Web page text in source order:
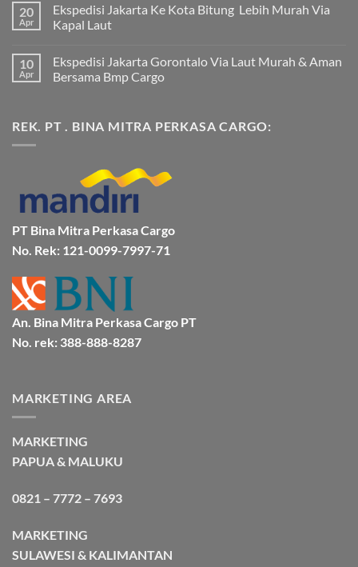
komentar
pada
Ekspedisi
Murah
dan
Terpercaya
Jakarta
ke
20
Apr
Ekspedisi Jakarta Ke Kota Bitung Lebih Murah Via
Kapal Laut
komentar
pada
Ekspedisi
Bitung
Lebih
10
Apr
Ekspedisi Jakarta Gorontalo Via Laut Murah & Aman
Bersama Bmp Cargo
pada
Ekspedisi
&
Aman
Bersama
Bmp
Cargo
REK. PT . BINA MITRA PERKASA CARGO:
PT Bina Mitra Perkasa Cargo
No. Rek: 121-0099-7997-71
An. Bina Mitra Perkasa Cargo PT
No. rek: 388-888-8287
MARKETING AREA
MARKETING
PAPUA & MALUKU
0821 – 7772 – 7693
MARKETING
SULAWESI & KALIMANTAN